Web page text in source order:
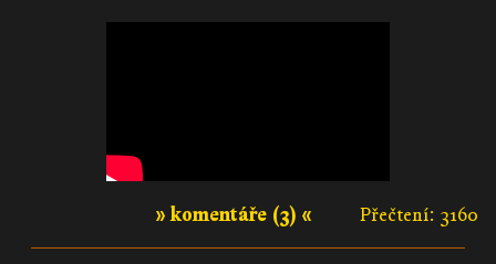
Přečtení: 3160
» komentáře (3) «